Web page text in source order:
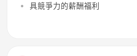
具競爭力的薪酬福利